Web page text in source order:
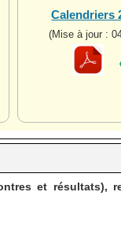
Calendriers
(Mise à jour :
et résultats),